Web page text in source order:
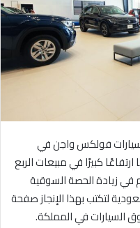
فولكس واجن في
كبيرًا في مبيعات الربع
ساهم في زيادة الحصة السوقية
لتكتب بهذا الإنجاز صفحة
السيارات في المملكة.